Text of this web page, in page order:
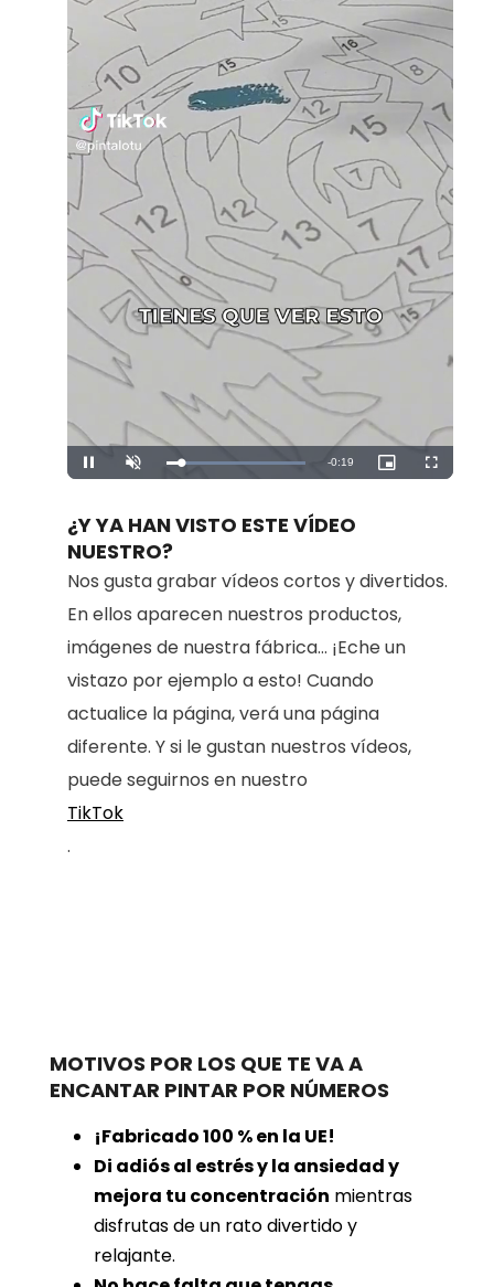
Pause Unmute Loaded:
100.00%
Remaining
-0:19
Picture-
in-
Fullscreen
¿Y YA HAN VISTO ESTE VÍDEO
NUESTRO?
Nos gusta grabar vídeos cortos y divertidos.
En ellos aparecen nuestros productos,
imágenes de nuestra fábrica... ¡Eche un
vistazo por ejemplo a esto! Cuando
actualice la página, verá una página
diferente. Y si le gustan nuestros vídeos,
puede seguirnos en nuestro
TikTok
.
MOTIVOS POR LOS QUE TE VA A
ENCANTAR PINTAR POR NÚMEROS
¡Fabricado 100 % en la UE!
Di adiós al estrés y la ansiedad y
mejora tu concentración mientras
disfrutas de un rato divertido y
relajante.